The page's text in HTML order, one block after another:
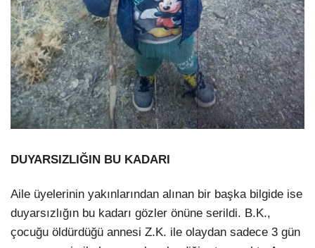
DUYARSIZLIĞIN BU KADARI
Aile üyelerinin yakınlarından alınan bir başka bilgide ise
duyarsızlığın bu kadarı gözler önüne serildi. B.K.,
çocuğu öldürdüğü annesi Z.K. ile olaydan sadece 3 gün